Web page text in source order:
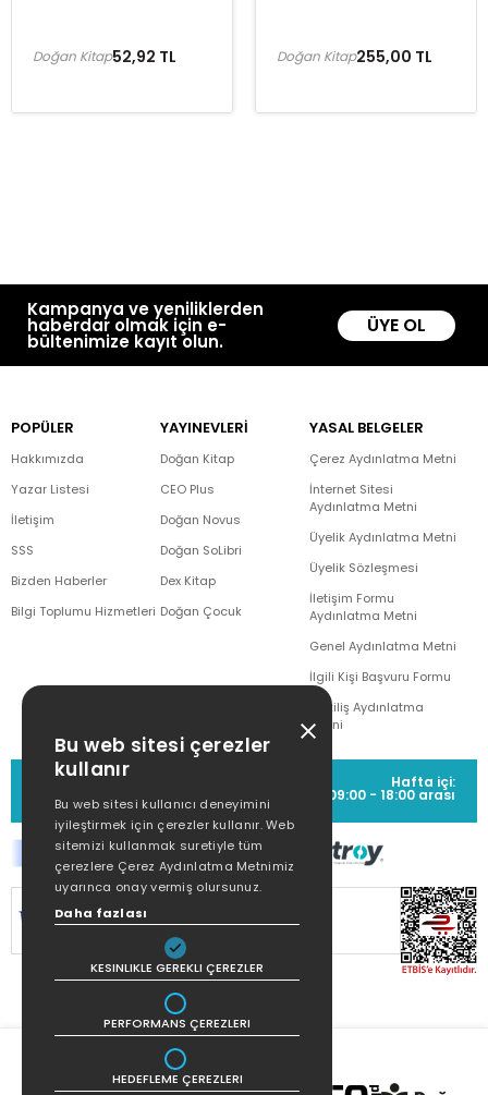
52,92 TL
Doğan Kitap 255,00 TL
Doğan Kitap
Kampanya ve yeniliklerden
haberdar olmak için e-
bültenimize kayıt olun.
ÜYE OL
POPÜLER
Hakkımızda
Yazar Listesi
İletişim
SSS
Bizden Haberler
Bilgi Toplumu Hizmetleri
YAYINEVLERİ
Doğan Kitap
CEO Plus
Doğan Novus
Doğan SoLibri
Dex Kitap
Doğan Çocuk
YASAL BELGELER
Çerez Aydınlatma Metni
İnternet Sitesi
Aydınlatma Metni
Üyelik Aydınlatma Metni
Üyelik Sözleşmesi
İletişim Formu
Aydınlatma Metni
Genel Aydınlatma Metni
İlgili Kişi Başvuru Formu
Çekiliş Aydınlatma
Metni
MÜŞTERİ HİZMETLERİ
(0212) 373 77 00
Hafta içi:
09:00 - 18:00 arası
SİTEMİZ
KORUNMAKTADIR.
Bu web sitesi çerezler
kullanır
Bu web sitesi kullanıcı deneyimini
iyileştirmek için çerezler kullanır. Web
sitemizi kullanmak suretiyle tüm
çerezlere Çerez Aydınlatma Metnimiz
uyarınca onay vermiş olursunuz.
Daha fazlası
KESINLIKLE GEREKLI ÇEREZLER
PERFORMANS ÇEREZLERI
HEDEFLEME ÇEREZLERI